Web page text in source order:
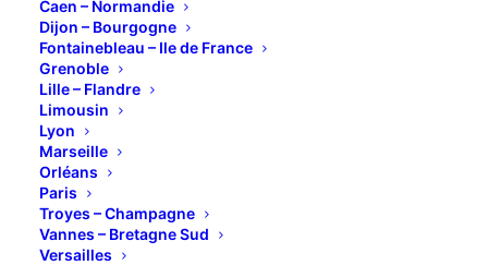
Caen – Normandie
Dijon – Bourgogne
Fontainebleau – Ile de France
Grenoble
Lille – Flandre
Limousin
Lyon
Marseille
Orléans
Paris
Troyes – Champagne
Vannes – Bretagne Sud
Versailles
Maman ? »
Le jeudi 14 novembre 2013 à 17h30